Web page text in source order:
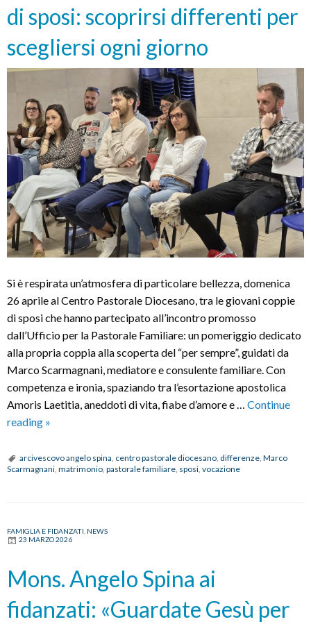
di sposi: scoprirsi differenti per
scegliersi ogni giorno
Si è respirata un’atmosfera di particolare bellezza, domenica
26 aprile al Centro Pastorale Diocesano, tra le giovani coppie
di sposi che hanno partecipato all’incontro promosso
dall’Ufficio per la Pastorale Familiare: un pomeriggio dedicato
alla propria coppia alla scoperta del “per sempre”, guidati da
Marco Scarmagnani, mediatore e consulente familiare. Con
competenza e ironia, spaziando tra l’esortazione apostolica
Amoris Laetitia, aneddoti di vita, fiabe d’amore e … Continue
reading Incontro
le
giovani
scoprirsi
per
ogni
»
arcivescovo angelo spina, centro pastorale diocesano, differenze, Marco
Scarmagnani, matrimonio, pastorale familiare, sposi, vocazione
FAMIGLIA E FIDANZATI, NEWS
23 MARZO 2026
Mons. Angelo Spina ai
fidanzati: «Guardate Gesù per